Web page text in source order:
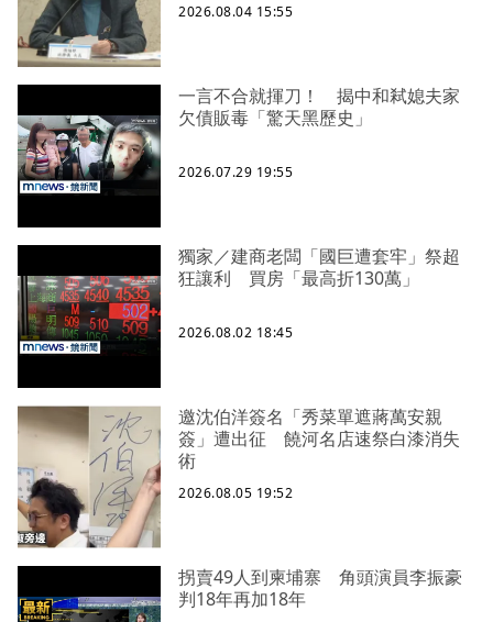
2026.08.04 15:55
一言不合就揮刀！ 揭中和弒媳夫家
欠債販毒「驚天黑歷史」
2026.07.29 19:55
獨家／建商老闆「國巨遭套牢」祭超
狂讓利 買房「最高折130萬」
2026.08.02 18:45
邀沈伯洋簽名「秀菜單遮蔣萬安親
簽」遭出征 饒河名店速祭白漆消失
術
2026.08.05 19:52
拐賣49人到柬埔寨 角頭演員李振豪
判18年再加18年